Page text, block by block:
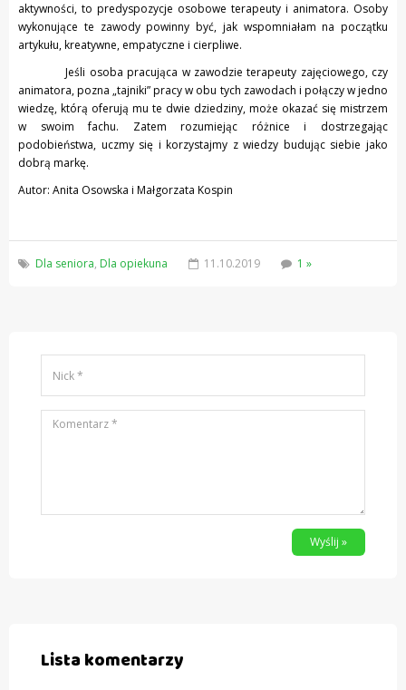
aktywności, to predyspozycje osobowe terapeuty i animatora. Osoby
wykonujące te zawody powinny być, jak wspomniałam na początku
artykułu, kreatywne, empatyczne i cierpliwe.
Jeśli osoba pracująca w zawodzie terapeuty zajęciowego, czy
animatora, pozna „tajniki” pracy w obu tych zawodach i połączy w jedno
wiedzę, którą oferują mu te dwie dziedziny, może okazać się mistrzem
w swoim fachu. Zatem rozumiejąc różnice i dostrzegając
podobieństwa, uczmy się i korzystajmy z wiedzy budując siebie jako
dobrą markę.
Autor: Anita Osowska i Małgorzata Kospin
Dla seniora, Dla opiekuna 11.10.2019 1 »
Wyślij »
Lista komentarzy